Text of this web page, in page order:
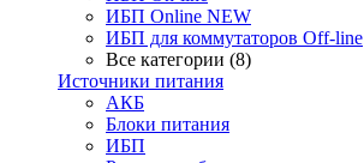
ИБП Online NEW
ИБП для коммутаторов Off-line
Все категории (8)
Источники питания
АКБ
Блоки питания
ИБП